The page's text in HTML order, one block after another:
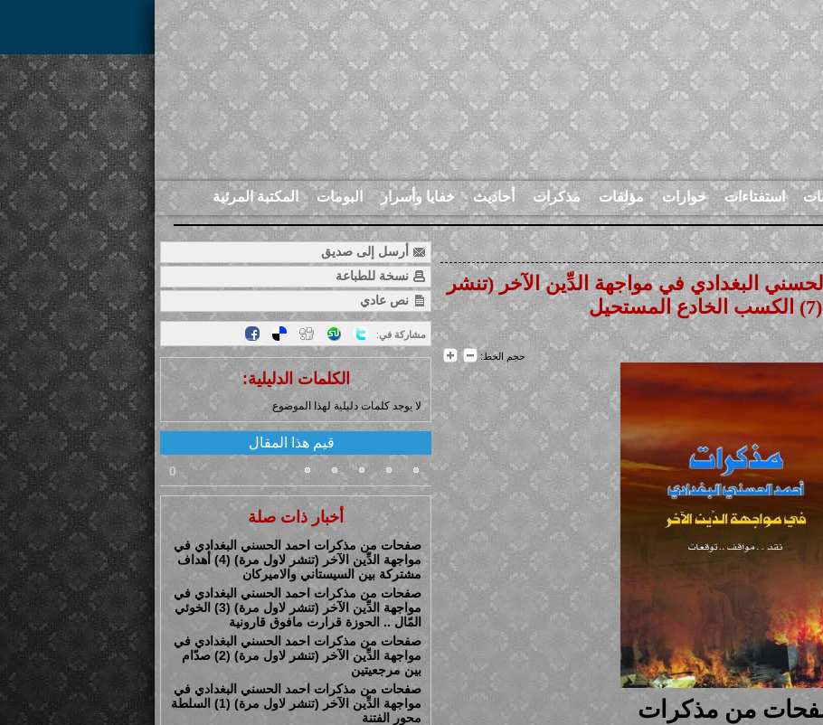
استفتاءات حوارات مؤلفات مذكرات أحاديث خفايا وأسرار البومات المكتبة المرئية
البغدادي في مواجهة الدِّين الآخر (تنشر
حجم الخط:
من مذكرات
أرسل إلى صديق
نسخة للطباعة
نص عادي
:مشاركة في
الكلمات الدليلية:
لا يوجد كلمات دليلية لهذا الموضوع
قيم هذا المقال
0
أخبار ذات صلة
صفحات من مذكرات احمد الحسني البغدادي في
مواجهة الدِّين الآخر (تنشر لاول مرة) (4) أهداف
مشتركة بين السيستاني والاميركان
صفحات من مذكرات احمد الحسني البغدادي في
مواجهة الدِّين الآخر (تنشر لاول مرة) (3) الخوئي
المّال .. الحوزة قرارت مافوق قارونية
صفحات من مذكرات احمد الحسني البغدادي في
مواجهة الدِّين الآخر (تنشر لاول مرة) (2) صدّام
بين مرجعيتين
صفحات من مذكرات احمد الحسني البغدادي في
مواجهة الدِّين الآخر (تنشر لاول مرة) (1) السلطة
محور الفتنة